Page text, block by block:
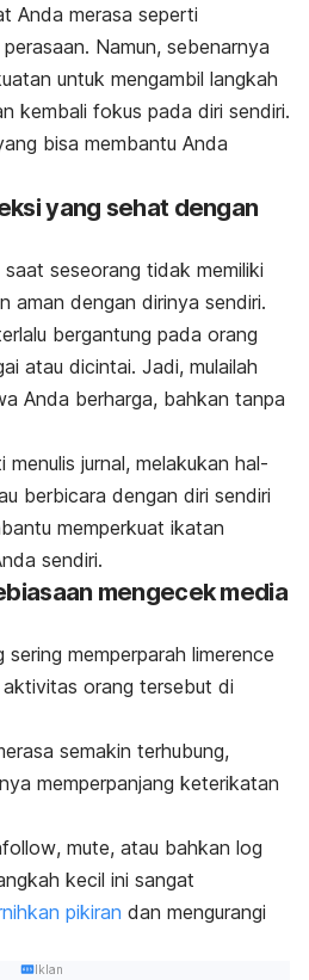
Anda merasa seperti
Namun, sebenarnya
untuk mengambil langkah
kembali fokus pada diri sendiri.
bisa membantu Anda
yang sehat dengan
seseorang tidak memiliki
aman dengan dirinya sendiri.
bergantung pada orang
atau dicintai. Jadi, mulailah
Anda berharga, bahkan tanpa
menulis jurnal, melakukan hal-
berbicara dengan diri sendiri
memperkuat ikatan
sendiri.
mengecek media
sering memperparah limerence
orang tersebut di
semakin terhubung,
memperpanjang keterikatan
, mute, atau bahkan log
kecil ini sangat
pikiran dan mengurangi
Iklan